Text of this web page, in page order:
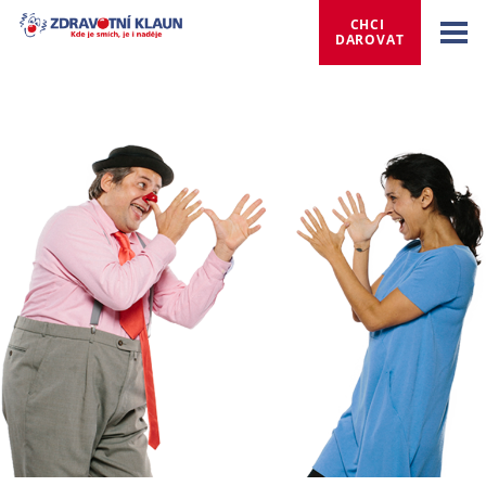
CHCI
DAROVAT